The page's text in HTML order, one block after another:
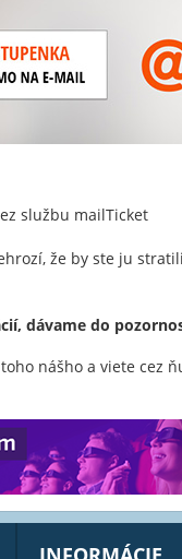
službu mailTicket
že by ste ju stratili
dávame do
nášho a viete cez